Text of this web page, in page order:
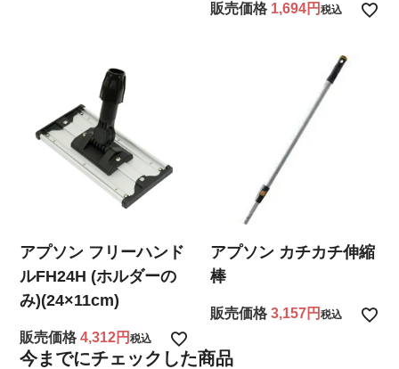
販売価格 1,694 税込
アプソン フリーハンド
ルFH24H (ホルダーの
み)(24×11cm)
販売価格 4,312 税込
アプソン カチカチ伸縮
棒
販売価格 3,157 税込
今までにチェックした商品